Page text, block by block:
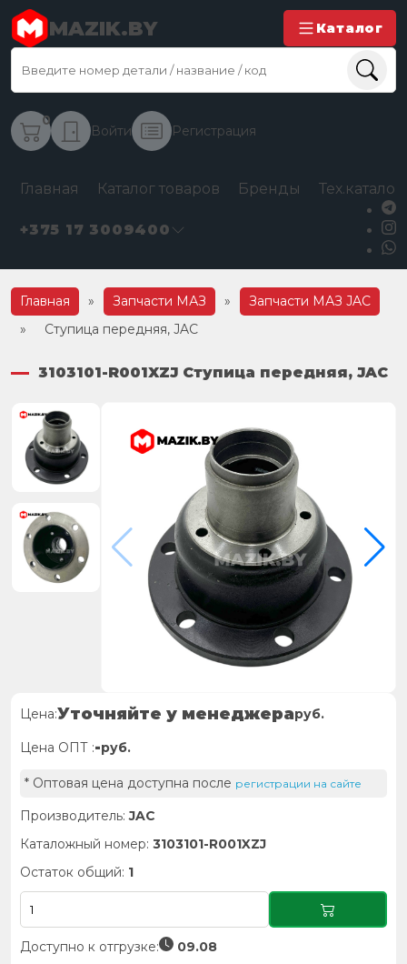
MAZIK.BY Каталог
0
Войти Регистрация
Главная Каталог товаров Бренды
+375 17 3009400
Главная » Запчасти МАЗ »
Запчасти МАЗ JAC
»
Ступица передняя, JAC
3103101-R001XZJ Ступица передняя, JAC
Цена:Уточняйте у менеджераруб.
Цена ОПТ :-руб.
* Оптовая цена доступна после регистрации на сайте
Производитель:JAC
Каталожный номер: 3103101-R001XZJ
Остаток общий: 1
Доступно к отгрузке: 09.08